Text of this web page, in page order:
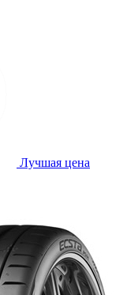
Лучшая цена